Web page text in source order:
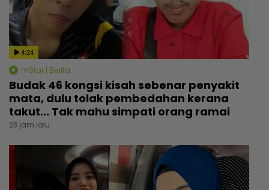
4:24
mStar | Berita
Budak 46 kongsi kisah sebenar penyakit
mata, dulu tolak pembedahan kerana
takut... Tak mahu simpati orang ramai
23 jam lalu